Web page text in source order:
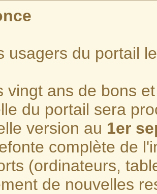
usagers du portail
vingt ans de bons
du portail sera
version au 1er
complète de
(ordinateurs,
de nouvelles